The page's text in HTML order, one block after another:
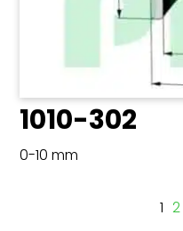
1010-302
0-10 mm
1 2